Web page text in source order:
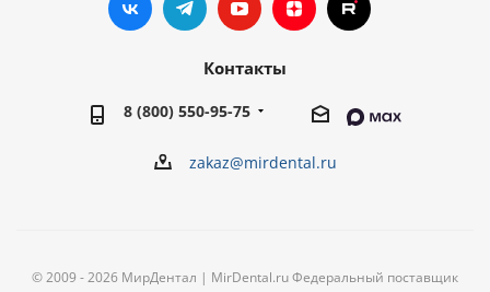
Контакты
8 (800) 550-95-75
zakaz@mirdental.ru
© 2009 - 2026 МирДентал | MirDental.ru Федеральный поставщик